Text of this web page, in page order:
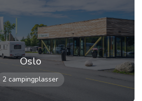
Oslo
2 campingplasser